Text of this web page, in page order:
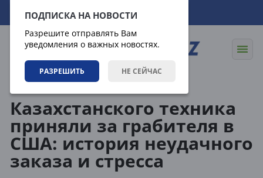
ПОДПИСКА НА НОВОСТИ
Разрешите отправлять Вам
уведомления о важных новостях.
РАЗРЕШИТЬ НЕ СЕЙЧАС
07.08.2026 03:02:10
Казахстанского техника
приняли за грабителя в
США: история неудачного
заказа и стресса